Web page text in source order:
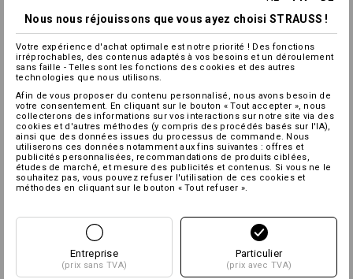
Nous nous réjouissons que vous ayez choisi STRAUSS !
Votre expérience d'achat optimale est notre priorité ! Des fonctions
irréprochables, des contenus adaptés à vos besoins et un déroulement
sans faille - Telles sont les fonctions des cookies et des autres
technologies que nous utilisons.
Afin de vous proposer du contenu personnalisé, nous avons besoin de
votre consentement. En cliquant sur le bouton « Tout accepter », nous
collecterons des informations sur vos interactions sur notre site via des
cookies et d'autres méthodes (y compris des procédés basés sur l'IA),
ainsi que des données issues du processus de commande. Nous
utiliserons ces données notamment aux fins suivantes : offres et
publicités personnalisées, recommandations de produits ciblées,
études de marché, et mesure des publicités et contenus. Si vous ne le
souhaitez pas, vous pouvez refuser l'utilisation de ces cookies et
méthodes en cliquant sur le bouton « Tout refuser ».
Entreprise
(prix sans TVA)
Particulier
(prix avec TVA)